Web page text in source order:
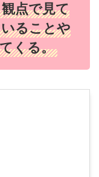
点で見て
ることや
くる。